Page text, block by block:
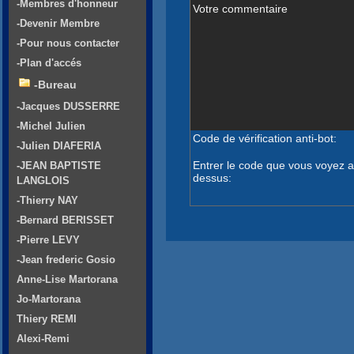
Votre commentaire
Code de vérification anti-bot:
Entrer le code que vous voyez
dessus:
-Membres d'honneur
-Devenir Membre
-Pour nous contacter
-Plan d'accés
-Bureau
-Jacques DUSSERRE
-Michel Julien
-Julien DIAFERIA
-JEAN BAPTISTE
LANGLOIS
-Thierry NAY
-Bernard BERISSET
-Pierre LEVY
-Jean frederic Gosio
Anne-Lise Martorana
Jo-Martorana
Thiery REMI
Alexi-Remi